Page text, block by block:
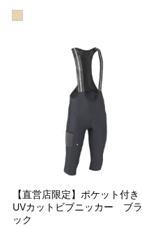
【直営店限定】ポケット付き
UVカットビブニッカー ブラ
ック